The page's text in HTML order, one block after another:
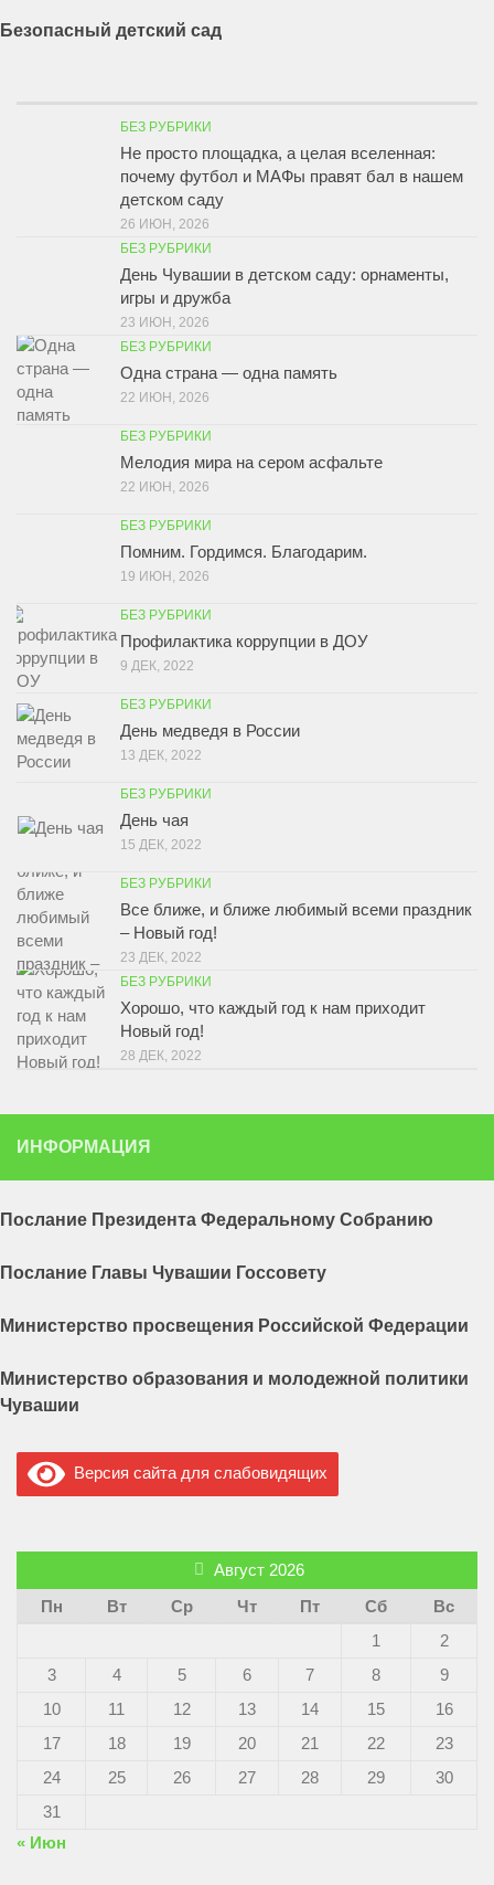
Безопасный детский сад
БЕЗ РУБРИКИ
Не просто площадка, а целая вселенная:
почему футбол и МАФы правят бал в нашем
детском саду
26 ИЮН, 2026
БЕЗ РУБРИКИ
День Чувашии в детском саду: орнаменты,
игры и дружба
23 ИЮН, 2026
БЕЗ РУБРИКИ
Одна страна — одна память
22 ИЮН, 2026
БЕЗ РУБРИКИ
Мелодия мира на сером асфальте
22 ИЮН, 2026
БЕЗ РУБРИКИ
Помним. Гордимся. Благодарим.
19 ИЮН, 2026
БЕЗ РУБРИКИ
Профилактика коррупции в ДОУ
9 ДЕК, 2022
БЕЗ РУБРИКИ
День медведя в России
13 ДЕК, 2022
БЕЗ РУБРИКИ
День чая
15 ДЕК, 2022
БЕЗ РУБРИКИ
Все ближе, и ближе любимый всеми праздник
– Новый год!
23 ДЕК, 2022
БЕЗ РУБРИКИ
Хорошо, что каждый год к нам приходит
Новый год!
28 ДЕК, 2022
ИНФОРМАЦИЯ
Послание Президента Федеральному Собранию
Послание Главы Чувашии Госсовету
Министерство просвещения Российской Федерации
Министерство образования и молодежной политики
Чувашии
Версия сайта для слабовидящих
Август 2026
Пн
Вт Ср Чт Пт Сб
Вс
1
2
3
4 5 6 7 8
9
10
11 12 13 14 15
16
17
18 19 20 21 22
23
24
25 26 27 28 29
30
31
« Июн